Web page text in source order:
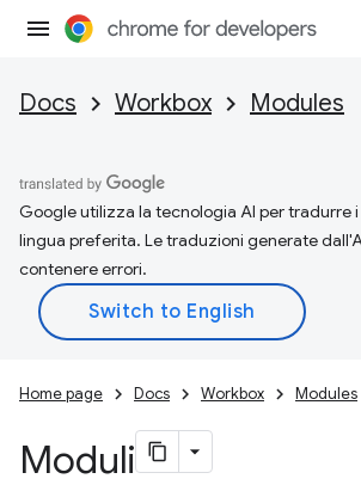
Docs Workbox Modules
Google utilizza la tecnologia AI per tradurre
lingua preferita. Le traduzioni generate
contenere errori.
Home page Docs Workbox Modules
Moduli